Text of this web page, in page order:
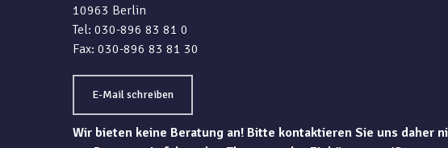
10963 Berlin
Tel: 030-896 83 81 0
Fax: 030-896 83 81 30
E-Mail schreiben
Wir bieten keine Beratung an! Bitte kontaktieren Sie uns daher